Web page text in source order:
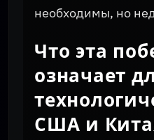
необходимы, но
Что эта
означает
США и